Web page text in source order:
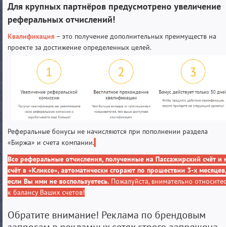
Для крупных партнёров предусмотрено увеличение
реферальных отчислений!
Квалификация – это получение дополнительных преимуществ на
проекте за достижение определенных целей.
Реферальные бонусы не начисляются при пополнении раздела
«Биржа» и счета компании.
Все реферальные отчисления, полученные на Пассажирский счёт и
счёт в «Кликсе», автоматически сгорают по прошествии 3-х
если Вы ими не воспользуетесь. Пожалуйста, внимательно
к балансу Ваших счетов!
Обратите внимание! Реклама по брендовым